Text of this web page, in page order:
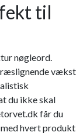
til
nøgleord.
vækst
du ikke skal
får du
hvert produkt